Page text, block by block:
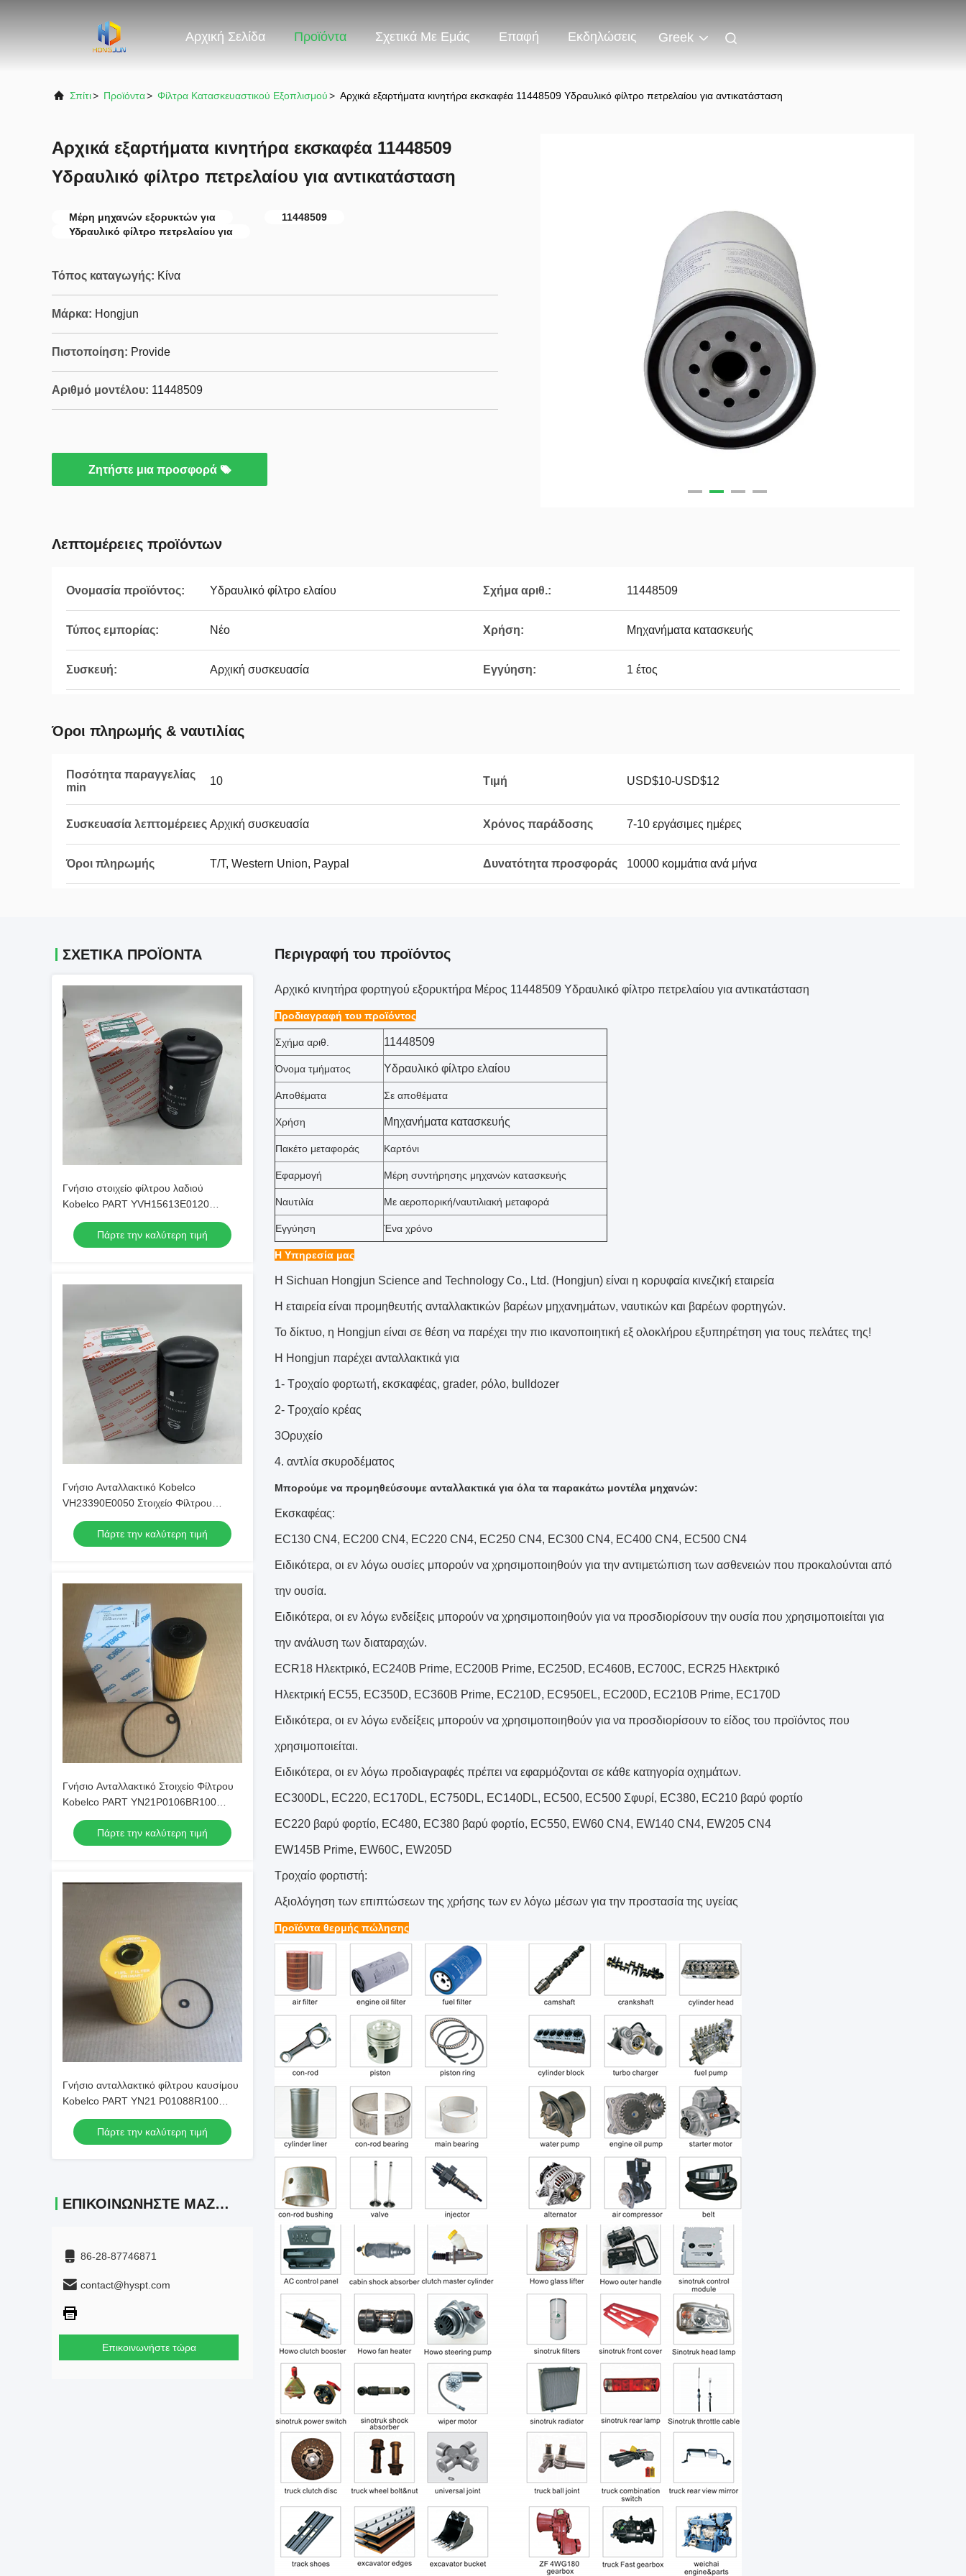
Αρχική Σελίδα Προϊόντα Σχετικά Με Εμάς Επαφή Εκδηλώσεις Greek
Σπίτι> Προϊόντα> Φίλτρα Κατασκευαστικού Εξοπλισμού> Αρχικά εξαρτήματα κινητήρα εκσκαφέα 11448509 Υδραυλικό φίλτρο πετρελαίου για αντικατάσταση
Αρχικά εξαρτήματα κινητήρα εκσκαφέα 11448509
Υδραυλικό φίλτρο πετρελαίου για αντικατάσταση
Μέρη μηχανών εξορυκτών για
11448509
Υδραυλικό φίλτρο πετρελαίου για
Τόπος καταγωγής: Κίνα
Μάρκα: Hongjun
Πιστοποίηση: Provide
Αριθμό μοντέλου: 11448509
Ζητήστε μια προσφορά
Λεπτομέρειες προϊόντων
Ονομασία προϊόντος: Υδραυλικό φίλτρο ελαίου Σχήμα αριθ.: 11448509
Τύπος εμπορίας: Νέο Χρήση: Μηχανήματα κατασκευής
Συσκευή: Αρχική συσκευασία Εγγύηση: 1 έτος
Όροι πληρωμής & ναυτιλίας
Ποσότητα παραγγελίας
min
10 Τιμή USD$10-USD$12
Συσκευασία λεπτομέρειες Αρχική συσκευασία Χρόνος παράδοσης 7-10 εργάσιμες ημέρες
Όροι πληρωμής T/T, Western Union, Paypal Δυνατότητα προσφοράς 10000 κομμάτια ανά μήνα
ΣΧΕΤΙΚΑ ΠΡΟΪΟΝΤΑ
Γνήσιο στοιχείο φίλτρου λαδιού
Kobelco PART YVH15613E0120
Ανταλλακτικά Γνήσια
Πάρτε την καλύτερη τιμή
Γνήσιο Ανταλλακτικό Kobelco
VH23390E0050 Στοιχείο Φίλτρου
Καυσίμου Γνήσιο
Πάρτε την καλύτερη τιμή
Γνήσιο Ανταλλακτικό Στοιχείο Φίλτρου
Kobelco PART YN21P0106BR100
Γνήσιο
Πάρτε την καλύτερη τιμή
Γνήσιο ανταλλακτικό φίλτρου καυσίμου
Kobelco PART YN21 P01088R100
Γνήσιο
Πάρτε την καλύτερη τιμή
ΕΠΙΚΟΙΝΩΝΉΣΤΕ ΜΑΖΊ ΜΑΣ
86-28-87746871
contact@hyspt.com
Επικοινωνήστε τώρα
Περιγραφή του προϊόντος
Αρχικό κινητήρα φορτηγού εξορυκτήρα Μέρος 11448509 Υδραυλικό φίλτρο πετρελαίου για αντικατάσταση
Προδιαγραφή του προϊόντος
Σχήμα αριθ. 11448509
Όνομα τμήματος Υδραυλικό φίλτρο ελαίου
Αποθέματα Σε αποθέματα
Χρήση Μηχανήματα κατασκευής
Πακέτο μεταφοράς Καρτόνι
Εφαρμογή Μέρη συντήρησης μηχανών κατασκευής
Ναυτιλία Με αεροπορική/ναυτιλιακή μεταφορά
Εγγύηση Ένα χρόνο
Η Υπηρεσία μας
Η Sichuan Hongjun Science and Technology Co., Ltd. (Hongjun) είναι η κορυφαία κινεζική εταιρεία
Η εταιρεία είναι προμηθευτής ανταλλακτικών βαρέων μηχανημάτων, ναυτικών και βαρέων φορτηγών.
Το δίκτυο, η Hongjun είναι σε θέση να παρέχει την πιο ικανοποιητική εξ ολοκλήρου εξυπηρέτηση για τους πελάτες της!
Η Hongjun παρέχει ανταλλακτικά για
1- Τροχαίο φορτωτή, εκσκαφέας, grader, ρόλο, bulldozer
2- Τροχαίο κρέας
3Ορυχείο
4. αντλία σκυροδέματος
Μπορούμε να προμηθεύσουμε ανταλλακτικά για όλα τα παρακάτω μοντέλα μηχανών:
Εκσκαφέας:
EC130 CN4, EC200 CN4, EC220 CN4, EC250 CN4, EC300 CN4, EC400 CN4, EC500 CN4
Ειδικότερα, οι εν λόγω ουσίες μπορούν να χρησιμοποιηθούν για την αντιμετώπιση των ασθενειών που προκαλούνται από
την ουσία.
Ειδικότερα, οι εν λόγω ενδείξεις μπορούν να χρησιμοποιηθούν για να προσδιορίσουν την ουσία που χρησιμοποιείται για
την ανάλυση των διαταραχών.
ECR18 Ηλεκτρικό, EC240B Prime, EC200B Prime, EC250D, EC460B, EC700C, ECR25 Ηλεκτρικό
Ηλεκτρική EC55, EC350D, EC360B Prime, EC210D, EC950EL, EC200D, EC210B Prime, EC170D
Ειδικότερα, οι εν λόγω ενδείξεις μπορούν να χρησιμοποιηθούν για να προσδιορίσουν το είδος του προϊόντος που
χρησιμοποιείται.
Ειδικότερα, οι εν λόγω προδιαγραφές πρέπει να εφαρμόζονται σε κάθε κατηγορία οχημάτων.
EC300DL, EC220, EC170DL, EC750DL, EC140DL, EC500, EC500 Σφυρί, EC380, EC210 βαρύ φορτίο
EC220 βαρύ φορτίο, EC480, EC380 βαρύ φορτίο, EC550, EW60 CN4, EW140 CN4, EW205 CN4
EW145B Prime, EW60C, EW205D
Τροχαίο φορτιστή:
Αξιολόγηση των επιπτώσεων της χρήσης των εν λόγω μέσων για την προστασία της υγείας
Προϊόντα θερμής πώλησης